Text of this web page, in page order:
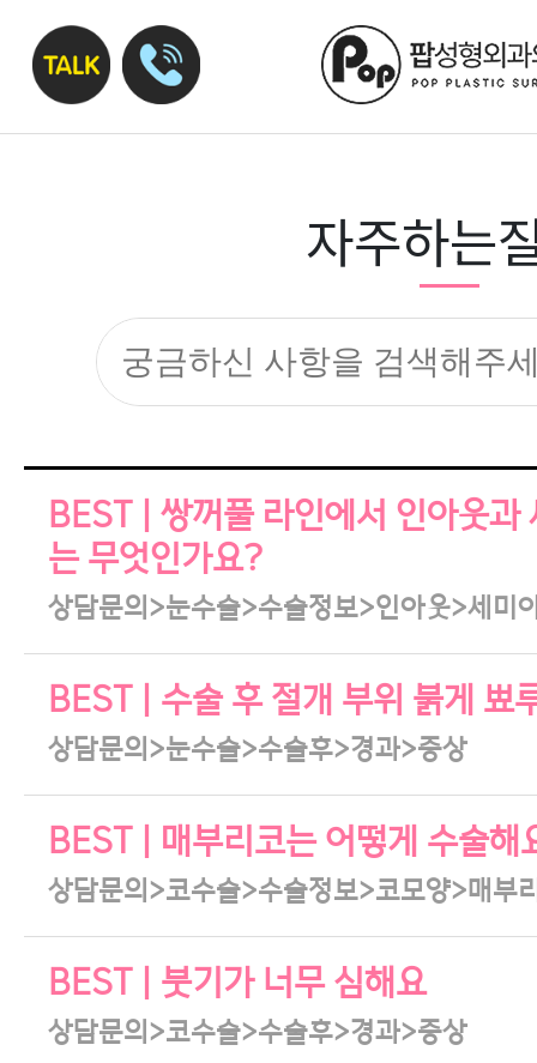
자주하는
BEST | 쌍꺼풀 라인에서 인아웃과
는 무엇인가요?
상담문의>눈수술>수술정보>인아웃>세미
BEST | 수술 후 절개 부위 붉게 뾰
상담문의>눈수술>수술후>경과>증상
BEST | 매부리코는 어떻게 수술해
상담문의>코수술>수술정보>코모양>매부
BEST | 붓기가 너무 심해요
상담문의>코수술>수술후>경과>증상